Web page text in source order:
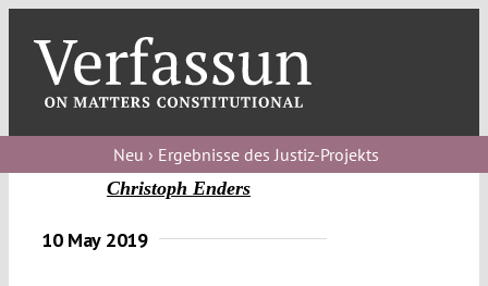
content
blog
Verfassungs
Neu › Ergebnisse des Justiz-Projekts
Christoph Enders
10 May 2019